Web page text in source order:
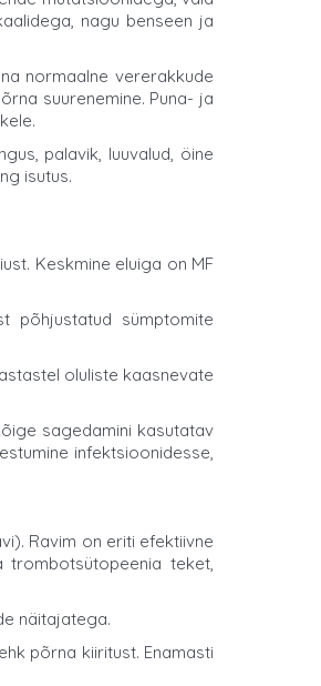
nagu benseen ja
normaalne vererakkude
suurenemine. Puna- ja
palavik, luuvalud, öine
isutus.
Keskmine eluiga on MF
põhjustatud sümptomite
oluliste kaasnevate
sagedamini kasutatav
infektsioonidesse,
Ravim on eriti efektiivne
teket,
näitajatega.
põrna kiiritust. Enamasti